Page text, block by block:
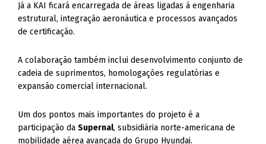
Já a KAI ficará encarregada de áreas ligadas à engenharia
estrutural, integração aeronáutica e processos avançados
de certificação.
A colaboração também inclui desenvolvimento conjunto de
cadeia de suprimentos, homologações regulatórias e
expansão comercial internacional.
Um dos pontos mais importantes do projeto é a
participação daSupernal, subsidiária norte-americana de
mobilidade aérea avançada do Grupo Hyundai.